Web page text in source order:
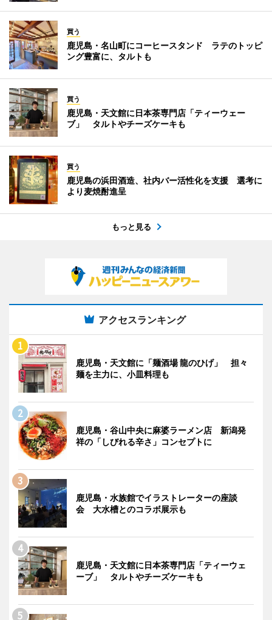
買う
鹿児島・名山町にコーヒースタンド ラテのトッピ
ング豊富に、タルトも
買う
鹿児島・天文館に日本茶専門店「ティーウェー
ブ」 タルトやチーズケーキも
買う
鹿児島の浜田酒造、社内バー活性化を支援 選考に
より麦焼酎進呈
もっと見る
アクセスランキング
鹿児島・天文館に「麺酒場 龍のひげ」 担々
麺を主力に、小皿料理も
鹿児島・谷山中央に麻婆ラーメン店 新潟発
祥の「しびれる辛さ」コンセプトに
鹿児島・水族館でイラストレーターの座談
会 大水槽とのコラボ展示も
鹿児島・天文館に日本茶専門店「ティーウェ
ーブ」 タルトやチーズケーキも